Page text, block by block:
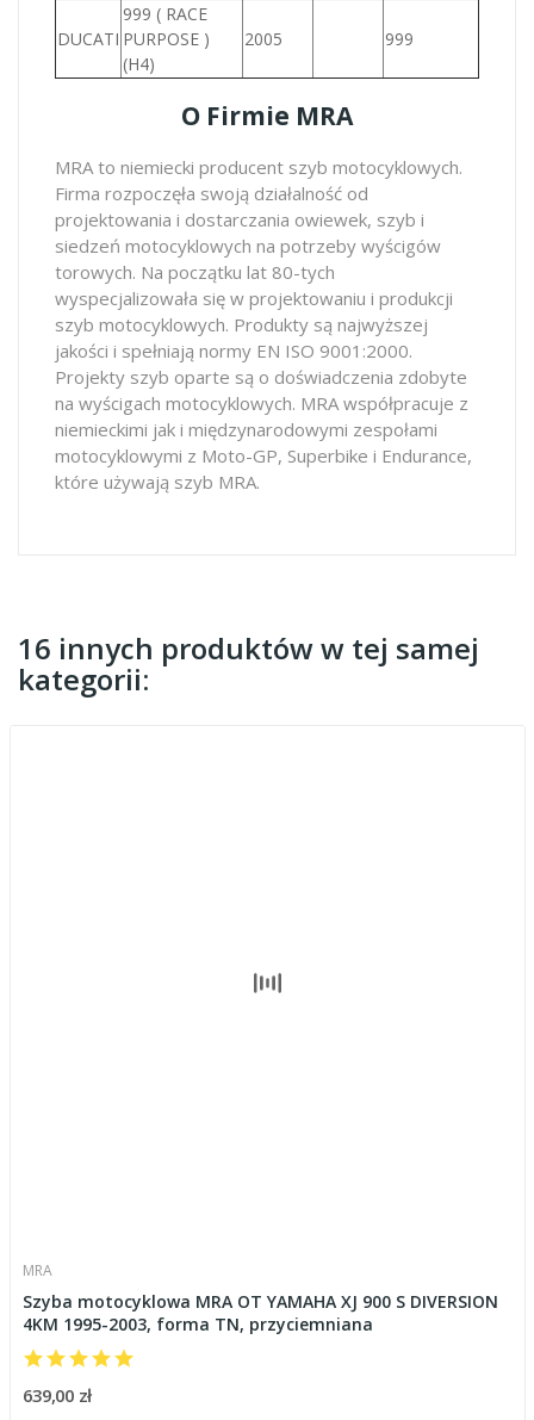
DUCATI
999 ( RACE
PURPOSE )
(H4)
2005 999
O Firmie MRA
MRA to niemiecki producent szyb motocyklowych.
Firma rozpoczęła swoją działalność od
projektowania i dostarczania owiewek, szyb i
siedzeń motocyklowych na potrzeby wyścigów
torowych. Na początku lat 80-tych
wyspecjalizowała się w projektowaniu i produkcji
szyb motocyklowych. Produkty są najwyższej
jakości i spełniają normy EN ISO 9001:2000.
Projekty szyb oparte są o doświadczenia zdobyte
na wyścigach motocyklowych. MRA współpracuje z
niemieckimi jak i międzynarodowymi zespołami
motocyklowymi z Moto-GP, Superbike i Endurance,
które używają szyb MRA.
16 innych produktów w tej samej
kategorii:
MRA
Szyba motocyklowa MRA OT YAMAHA XJ 900 S DIVERSION
4KM 1995-2003, forma TN, przyciemniana
639,00 zł